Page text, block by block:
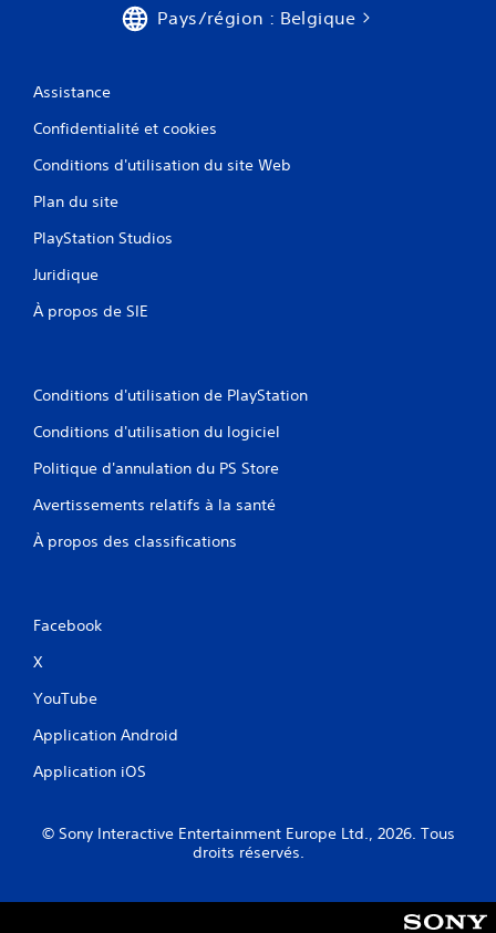
Pays/région : Belgique
Assistance
Confidentialité et cookies
Conditions d'utilisation du site Web
Plan du site
PlayStation Studios
Juridique
À propos de SIE
Conditions d'utilisation de PlayStation
Conditions d'utilisation du logiciel
Politique d'annulation du PS Store
Avertissements relatifs à la santé
À propos des classifications
Facebook
X
YouTube
Application Android
Application iOS
© Sony Interactive Entertainment Europe Ltd., 2026. Tous
droits réservés.